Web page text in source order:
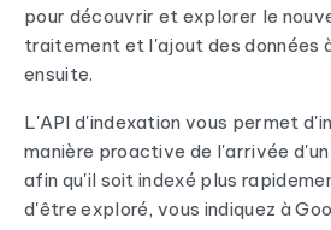
pour découvrir et explorer le
traitement et l'ajout des données
ensuite.
L'API d'indexation vous permet
manière proactive de l'arrivée
afin qu'il soit indexé plus
d'être exploré, vous indiquez à